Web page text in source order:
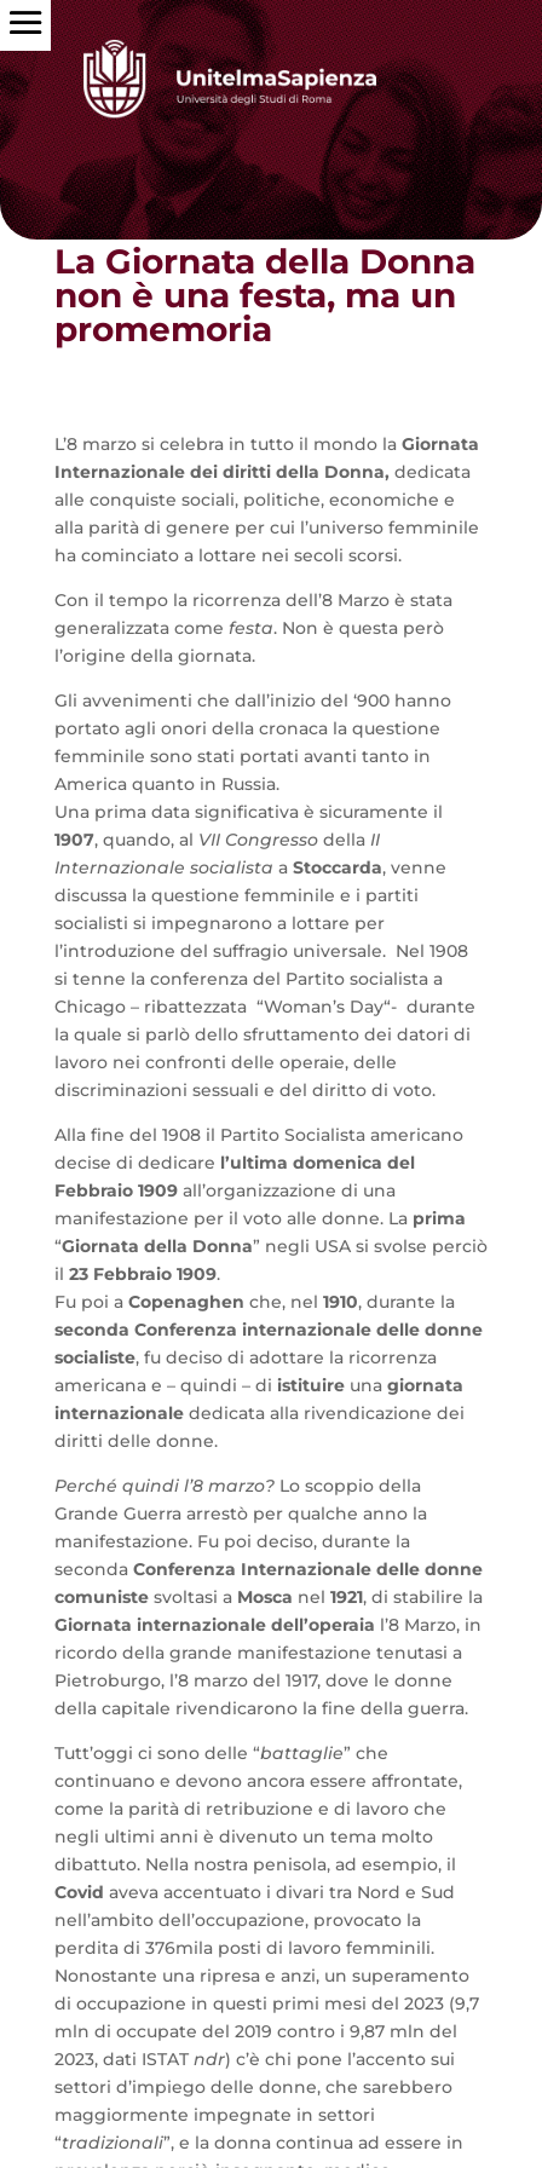
Torna alle news
La Giornata della Donna
non è una festa, ma un
promemoria
L’8 marzo si celebra in tutto il mondo la Giornata
Internazionale dei diritti della Donna, dedicata
alle conquiste sociali, politiche, economiche e
alla parità di genere per cui l’universo femminile
ha cominciato a lottare nei secoli scorsi.
Con il tempo la ricorrenza dell’8 Marzo è stata
generalizzata come festa. Non è questa però
l’origine della giornata.
Gli avvenimenti che dall’inizio del ‘900 hanno
portato agli onori della cronaca la questione
femminile sono stati portati avanti tanto in
America quanto in Russia.
Una prima data significativa è sicuramente il
1907, quando, al VII Congressodella II
Internazionale socialista a Stoccarda, venne
discussa la questione femminile e i partiti
socialisti si impegnarono a lottare per
l’introduzione del suffragio universale. Nel 1908
si tenne la conferenza del Partito socialista a
Chicago – ribattezzata “Woman’s Day“- durante
la quale si parlò dello sfruttamento dei datori di
lavoro nei confronti delle operaie, delle
discriminazioni sessuali e del diritto di voto.
Alla fine del 1908 il Partito Socialista americano
decise di dedicare l’ultima domenica del
Febbraio 1909all’organizzazione di una
manifestazione per il voto alle donne. La prima
“Giornata della Donna” negli USA si svolse perciò
il 23 Febbraio 1909.
Fu poi a Copenaghen che, nel 1910, durante la
seconda Conferenza internazionale delle donne
socialiste, fu deciso di adottare la ricorrenza
americana e – quindi – di istituireuna giornata
internazionalededicata alla rivendicazione dei
diritti delle donne.
Perché quindi l’8 marzo?Lo scoppio della
Grande Guerra arrestò per qualche anno la
manifestazione. Fu poi deciso, durante la
seconda Conferenza Internazionale delle donne
comunistesvoltasi a Mosca nel 1921, di stabilire la
Giornata internazionale dell’operaia l’8 Marzo, in
ricordo della grande manifestazione tenutasi a
Pietroburgo, l’8 marzo del 1917, dove le donne
della capitale rivendicarono la fine della guerra.
Tutt’oggi ci sono delle “battaglie” che
continuano e devono ancora essere affrontate,
come la parità di retribuzione e di lavoro che
negli ultimi anni è divenuto un tema molto
dibattuto. Nella nostra penisola, ad esempio, il
Covid aveva accentuato i divari tra Nord e Sud
nell’ambito dell’occupazione, provocato la
perdita di 376mila posti di lavoro femminili.
Nonostante una ripresa e anzi, un superamento
di occupazione in questi primi mesi del 2023 (9,7
mln di occupate del 2019 contro i 9,87 mln del
2023, dati ISTAT ndr) c’è chi pone l’accento sui
settori d’impiego delle donne, che sarebbero
maggiormente impegnate in settori
“tradizionali”, e la donna continua ad essere in